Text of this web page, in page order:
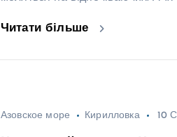
Читати більше
Азовское море Кирилловка 10